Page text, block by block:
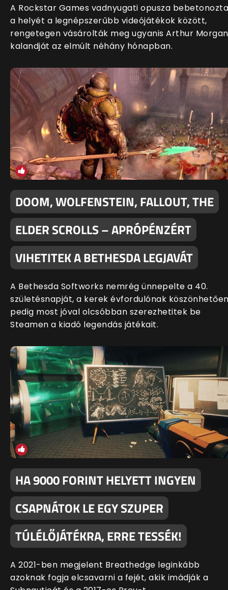
A Rockstar Games vadnyugati opusza bebetonozta
a helyét a legnépszerűbb videójátékok között,
rengetegen vásárolták meg ugyanis Arthur Morgan
kalandját az elmúlt néhány hónapban.
DOOM, WOLFENSTEIN, FALLOUT, THE
ELDER SCROLLS – APRÓPÉNZÉRT
VIHETITEK A BETHESDA LEGJAVÁT
A Bethesda Softworks nemrég ünnepelte a 40.
születésnapját, a kerek évfordulónak
pedig most jóval olcsóbban szerezhetitek be
Steamen a kiadó legendás játékait.
HA 9000 FORINT HELYETT INGYEN
CSAPNÁTOK LE EGY SZUPER
TÚLÉLŐJÁTÉKRA, ERRE TESSÉK!
A 2021-ben megjelent Breathedge leginkább
azoknak fogja elcsavarni a fejét, akik imádják a